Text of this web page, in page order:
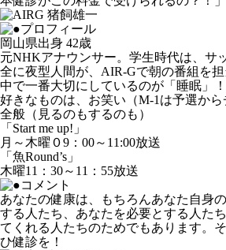
岡山県出身 42歳
元NHKアナウンサー。学生時代は、サ
全に夜型人間が、AIR-Gで朝の番組を
中で一番大切にしているのが「睡眠」！
好きなものは、お笑い（M-1は予選か
全般（見るのもするのも）
「Start me up!」
月～木曜０9：00～11:00放送
「魚Round’s」
木曜11：30～11：55放送
あなたの健康は、もちろんあなた自身
する人たち、あなたを必要とする人た
てくれる人たちのためでもあります。
ひ健診を！